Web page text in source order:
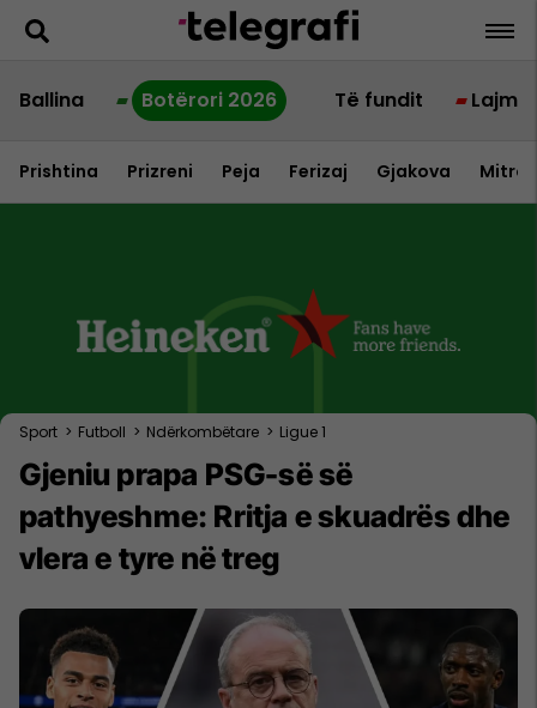
Ballina Botërori 2026 Të fundit Lajme
Prishtina Prizreni Peja Ferizaj Gjakova
Sport > Futboll > Ndërkombëtare > Ligue 1
Gjeniu prapa PSG-së së
pathyeshme: Rritja e skuadrës dhe
vlera e tyre në treg